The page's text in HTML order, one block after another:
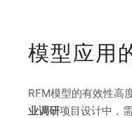
模型应用
RFM模型的有效性高
业调研项目设计中，